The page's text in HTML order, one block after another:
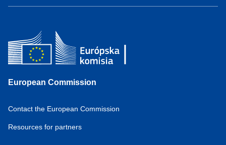
European Commission
Contact the European Commission
Resources for partners